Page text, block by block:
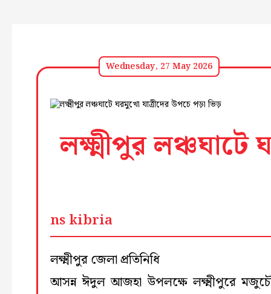
Wednesday, 27 May 2026
লক্ষ্মীপুর লঞ্চঘাটে
ns kibria
লক্ষ্মীপুর জেলা প্রতিনিধি
আসন্ন ঈদুল আজহা উপলক্ষে লক্ষ্মীপুরে